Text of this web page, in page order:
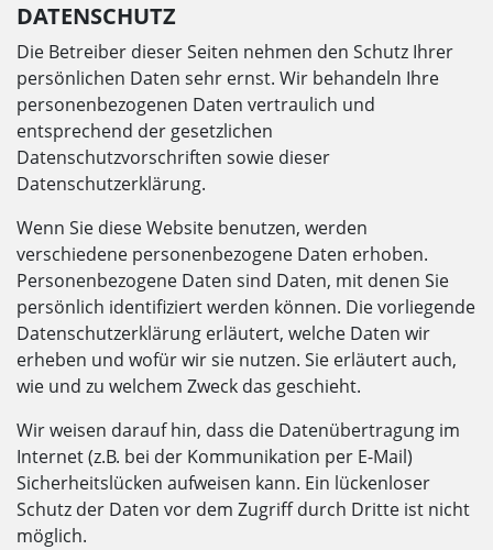
DATENSCHUTZ
Die Betreiber dieser Seiten nehmen den Schutz Ihrer
persönlichen Daten sehr ernst. Wir behandeln Ihre
personenbezogenen Daten vertraulich und
entsprechend der gesetzlichen
Datenschutzvorschriften sowie dieser
Datenschutzerklärung.
Wenn Sie diese Website benutzen, werden
verschiedene personenbezogene Daten erhoben.
Personenbezogene Daten sind Daten, mit denen Sie
persönlich identifiziert werden können. Die vorliegende
Datenschutzerklärung erläutert, welche Daten wir
erheben und wofür wir sie nutzen. Sie erläutert auch,
wie und zu welchem Zweck das geschieht.
Wir weisen darauf hin, dass die Datenübertragung im
Internet (z.B. bei der Kommunikation per E-Mail)
Sicherheitslücken aufweisen kann. Ein lückenloser
Schutz der Daten vor dem Zugriff durch Dritte ist nicht
möglich.